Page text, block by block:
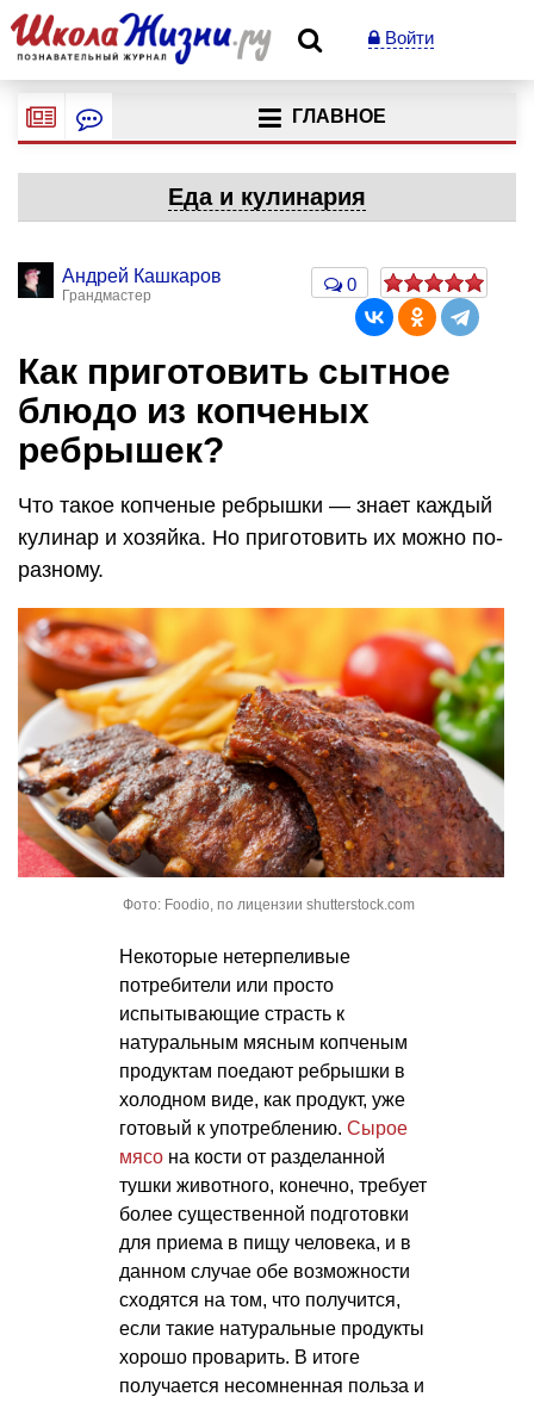
Войти
ГЛАВНОЕ
Еда и кулинария
Андрей Кашкаров
Грандмастер
0
Как приготовить сытное
блюдо из копченых
ребрышек?
Что такое копченые ребрышки — знает каждый
кулинар и хозяйка. Но приготовить их можно по-
разному.
Фото: Foodio, по лицензии shutterstock.com
Некоторые нетерпеливые
потребители или просто
испытывающие страсть к
натуральным мясным копченым
продуктам поедают ребрышки в
холодном виде, как продукт, уже
готовый к употреблению. Сырое
мясо на кости от разделанной
тушки животного, конечно, требует
более существенной подготовки
для приема в пищу человека, и в
данном случае обе возможности
сходятся на том, что получится,
если такие натуральные продукты
хорошо проварить. В итоге
получается несомненная польза и